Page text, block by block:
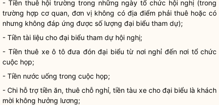
- Tiền thuê hội trường trong những ngày tổ chức hội nghị (trong
trường hợp cơ quan, đơn vị không có địa điểm phải thuê hoặc có
nhưng không đáp ứng được số lượng đại biểu tham dự);
- Tiền tài liệu cho đại biểu tham dự hội nghị;
- Tiền thuê xe ô tô đưa đón đại biểu từ nơi nghỉ đến nơi tổ chức
cuộc họp;
- Tiền nước uống trong cuộc họp;
- Chi hỗ trợ tiền ăn, thuê chỗ nghỉ, tiền tàu xe cho đại biểu là khách
mời không hưởng lương;